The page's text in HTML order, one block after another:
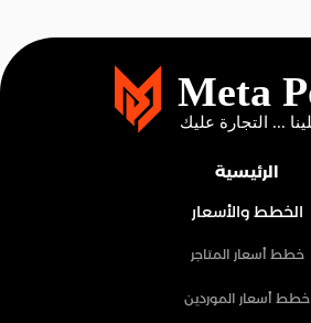
الرئيسية
الخطط والأسعار
خطط أسعار المتاجر
خطط أسعار الموردين